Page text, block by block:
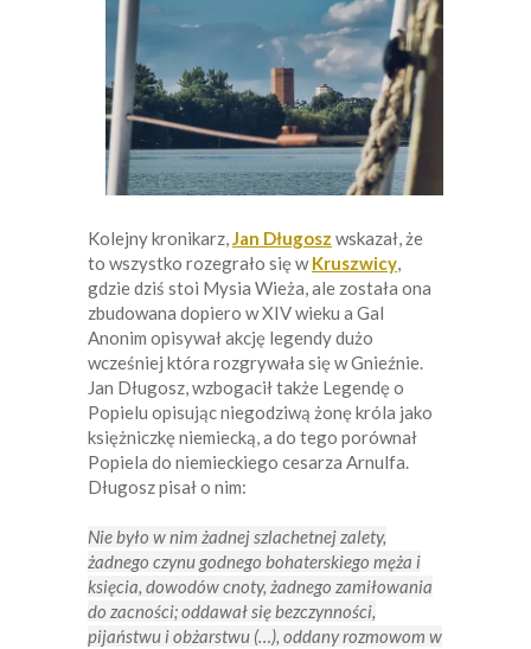
Kolejny kronikarz,Jan Długosz wskazał, że
to wszystko rozegrało się wKruszwicy,
gdzie dziś stoi Mysia Wieża, ale została ona
zbudowana dopiero w XIV wieku a Gal
Anonim opisywał akcję legendy dużo
wcześniej która rozgrywała się w Gnieźnie.
Jan Długosz, wzbogacił także Legendę o
Popielu opisując niegodziwą żonę króla jako
księżniczkę niemiecką, a do tego porównał
Popiela do niemieckiego cesarza Arnulfa.
Długosz pisał o nim:
Nie było w nim żadnej szlachetnej zalety,
żadnego czynu godnego bohaterskiego męża i
księcia, dowodów cnoty, żadnego zamiłowania
do zacności; oddawał się bezczynności,
pijaństwu i obżarstwu (…), oddany rozmowom w